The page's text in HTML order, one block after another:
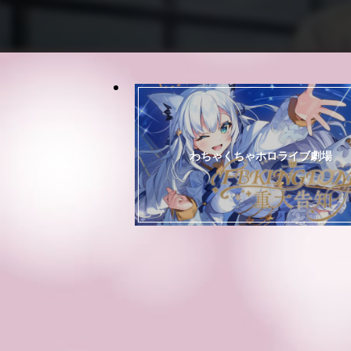
わちゃくちゃホロライブ劇場